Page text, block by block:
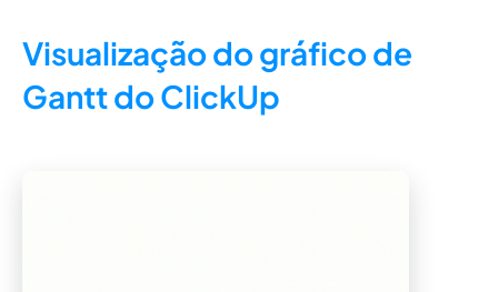
Visualização do gráfico de
Gantt do ClickUp